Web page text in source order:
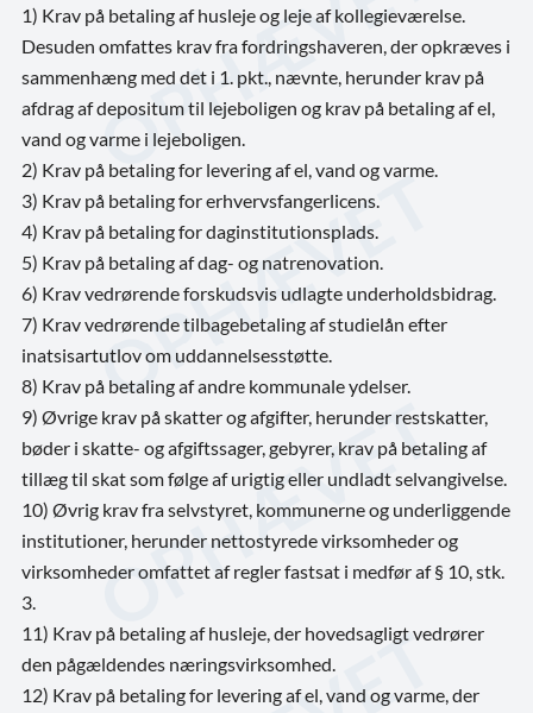
1) Krav på betaling af husleje og leje af kollegieværelse.
Desuden omfattes krav fra fordringshaveren, der opkræves i
sammenhæng med det i 1. pkt., nævnte, herunder krav på
afdrag af depositum til lejeboligen og krav på betaling af el,
vand og varme i lejeboligen.
2) Krav på betaling for levering af el, vand og varme.
3) Krav på betaling for erhvervsfangerlicens.
4) Krav på betaling for daginstitutionsplads.
5) Krav på betaling af dag- og natrenovation.
6) Krav vedrørende forskudsvis udlagte underholdsbidrag.
7) Krav vedrørende tilbagebetaling af studielån efter
inatsisartutlov om uddannelsesstøtte.
8) Krav på betaling af andre kommunale ydelser.
9) Øvrige krav på skatter og afgifter, herunder restskatter,
bøder i skatte- og afgiftssager, gebyrer, krav på betaling af
tillæg til skatsom følge af urigtig eller undladt selvangivelse.
10) Øvrig krav fra selvstyret, kommunerne og underliggende
institutioner, herunder nettostyrede virksomheder og
virksomheder omfattet af regler fastsat i medfør af § 10, stk.
3.
11) Krav på betaling af husleje, der hovedsagligt vedrører
den pågældendes næringsvirksomhed.
12) Krav på betaling for levering af el, vand og varme, der